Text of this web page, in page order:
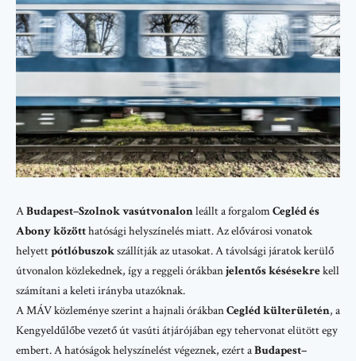
ABudapest–Szolnok vasútvonalonleállt a forgalomCegléd és
Abony közötthatósági helyszínelés miatt. Az elővárosi vonatok
helyettpótlóbuszokszállítják az utasokat. A távolsági járatok kerülő
útvonalon közlekednek, így a reggeli órákbanjelentős késésekrekell
számítani a keleti irányba utazóknak.
AMÁVközleménye szerint a hajnali órákbanCegléd külterületén, a
Kengyeldűlőbe vezető út vasúti átjárójában egy tehervonat elütött egy
embert. A hatóságok helyszínelést végeznek, ezért aBudapest–